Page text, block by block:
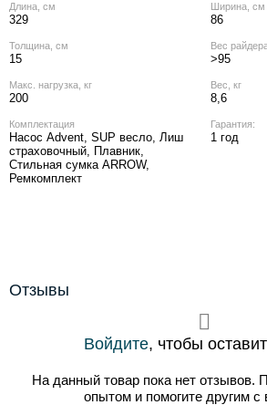
Длина, см
329
Ширина, см
86
Толщина, см
15
Вес
>95
Макс. нагрузка, кг
200
Вес, кг
8,6
Комплектация
Насос Advent, SUP весло, Лиш
страховочный, Плавник,
Стильная сумка ARROW,
Ремкомплект
Гарантия:
1 год
Отзывы
Войдите, чтобы
На данный товар пока нет отзывов.
опытом и помогите другим